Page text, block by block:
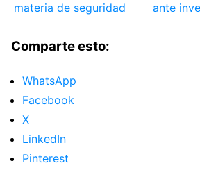
materia de seguridad
ante
Comparte esto:
WhatsApp
Facebook
X
LinkedIn
Pinterest